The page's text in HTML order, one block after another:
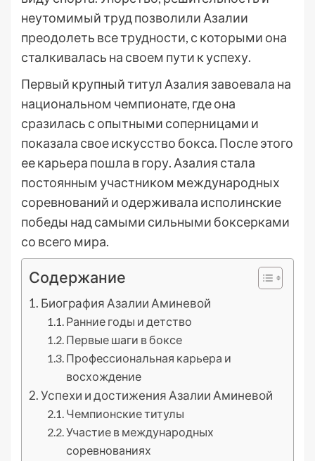
неутомимый труд позволили Азалии
преодолеть все трудности, с которыми она
сталкивалась на своем пути к успеху.
Первый крупный титул Азалия завоевала на
национальном чемпионате, где она
сразилась с опытными соперницами и
показала свое искусство бокса. После этого
ее карьера пошла в гору. Азалия стала
постоянным участником международных
соревнований и одерживала исполинские
победы над самыми сильными боксерками
со всего мира.
Содержание
Биография Азалии Аминевой
Ранние годы и детство
Первые шаги в боксе
Профессиональная карьера и
восхождение
Успехи и достижения Азалии Аминевой
Чемпионские титулы
Участие в международных
соревнованиях